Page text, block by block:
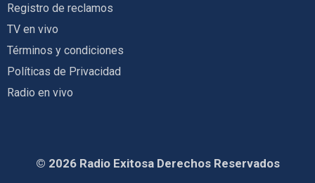
Registro de reclamos
TV en vivo
Términos y condiciones
Políticas de Privacidad
Radio en vivo
© 2026 Radio Exitosa Derechos Reservados